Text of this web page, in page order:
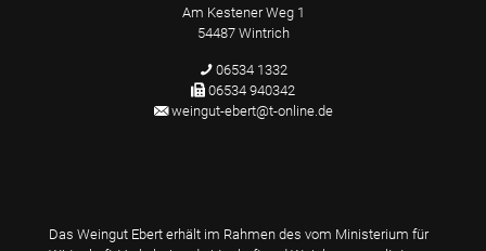
Am Kestener Weg 1
54487 Wintrich
06534 1332
06534 940342
weingut-ebert@t-online.de
Das Weingut Ebert erhält im Rahmen des vom Ministerium für